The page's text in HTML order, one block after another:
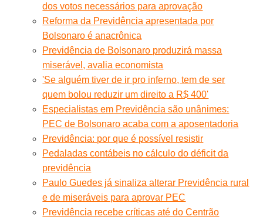
dos votos necessários para aprovação
Reforma da Previdência apresentada por
Bolsonaro é anacrônica
Previdência de Bolsonaro produzirá massa
miserável, avalia economista
'Se alguém tiver de ir pro inferno, tem de ser
quem bolou reduzir um direito a R$ 400'
Especialistas em Previdência são unânimes:
PEC de Bolsonaro acaba com a aposentadoria
Previdência: por que é possível resistir
Pedaladas contábeis no cálculo do déficit da
previdência
Paulo Guedes já sinaliza alterar Previdência rural
e de miseráveis para aprovar PEC
Previdência recebe críticas até do Centrão